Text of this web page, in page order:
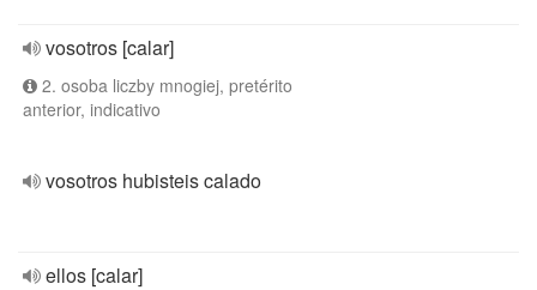
vosotros [calar]
2. osoba liczby mnogiej, pretérito
anterior, indicativo
vosotros hubisteis calado
ellos [calar]